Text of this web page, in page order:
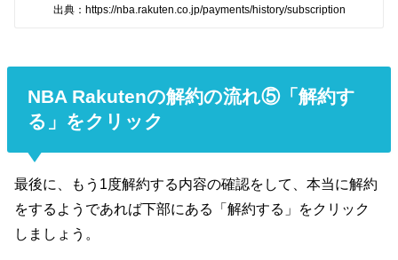
出典：https://nba.rakuten.co.jp/payments/history/subscription
NBA Rakutenの解約の流れ⑤「解約す
る」をクリック
最後に、もう1度解約する内容の確認をして、本当に解約
をするようであれば下部にある「解約する」をクリック
しましょう。